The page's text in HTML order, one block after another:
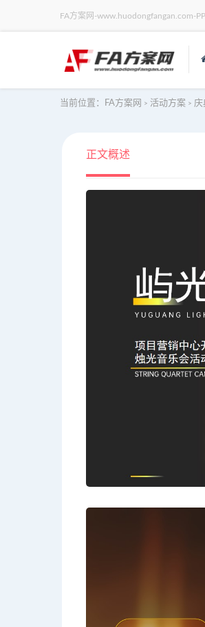
FA方案网-www.huodongfangan.com-
当前位置： FA方案网 > 活动方案 > 庆
正文概述